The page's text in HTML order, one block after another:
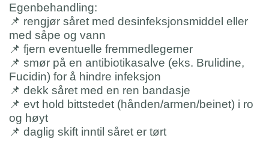
Egenbehandling:
📌 rengjør såret med desinfeksjonsmiddel eller
med såpe og vann
📌 fjern eventuelle fremmedlegemer
📌 smør på en antibiotikasalve (eks. Brulidine,
Fucidin) for å hindre infeksjon
📌 dekk såret med en ren bandasje
📌 evt hold bittstedet (hånden/armen/beinet) i ro
og høyt
📌 daglig skift inntil såret er tørt